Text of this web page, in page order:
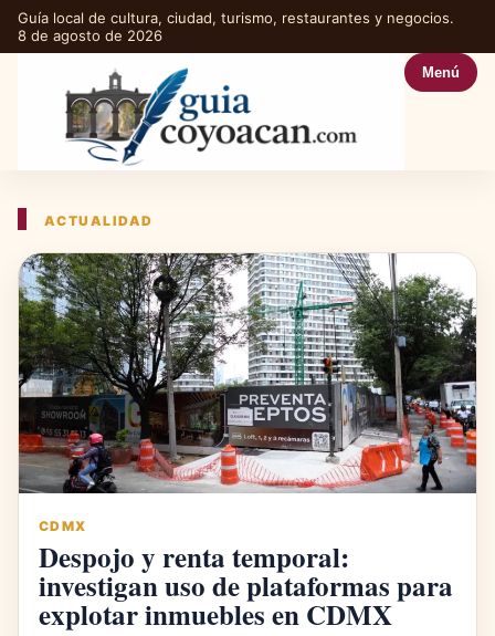
Guía local de cultura, ciudad, turismo, restaurantes y negocios.
8 de agosto de 2026
Menú
ACTUALIDAD
CDMX
Despojo y renta temporal:
investigan uso de plataformas para
explotar inmuebles en CDMX